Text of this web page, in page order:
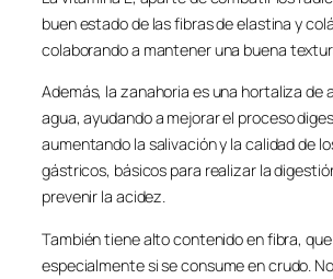
buen estado de las fibras de elastina y
colaborando a mantener una buena
Además, la zanahoria es una hortaliza de
agua, ayudando a mejorar el proceso
aumentando la salivación y la calidad de
gástricos, básicos para realizar la
prevenir la acidez.
También tiene alto contenido en fibra,
especialmente si se consume en crudo.